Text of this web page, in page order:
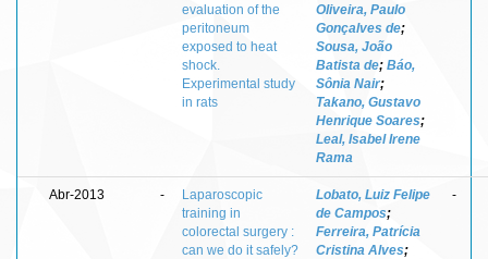
evaluation of the
peritoneum
exposed to heat
shock.
Experimental study
in rats
Oliveira, Paulo
Gonçalves de;
Sousa, João
Batista de; Báo,
Sônia Nair;
Takano, Gustavo
Henrique Soares;
Leal, Isabel Irene
Rama
Abr-2013 -
Laparoscopic
training in
colorectal surgery :
can we do it safely?
Lobato, Luiz Felipe
de Campos;
Ferreira, Patrícia
Cristina Alves;
-